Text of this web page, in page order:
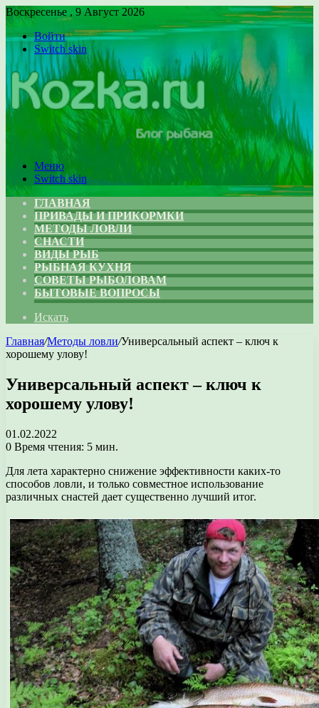
Воскресенье , 9 Август 2026
Войти
Switch skin
Меню
Switch skin
ГЛАВНАЯ
ПРИВАДЫ И ПРИКОРМКИ
МЕТОДЫ ЛОВЛИ
СНАСТИ
ВИДЫ РЫБ
РЫБНАЯ КУХНЯ
СОВЕТЫ РЫБОЛОВАМ
БЫТОВЫЕ ВОПРОСЫ
Искать
Главная/Методы ловли/Универсальный аспект – ключ к
хорошему улову!
Универсальный аспект – ключ к
хорошему улову!
01.02.2022
0 Время чтения: 5 мин.
Для лета характерно снижение эффективности каких-то
способов ловли, и только совместное использование
различных снастей дает существенно лучший итог.